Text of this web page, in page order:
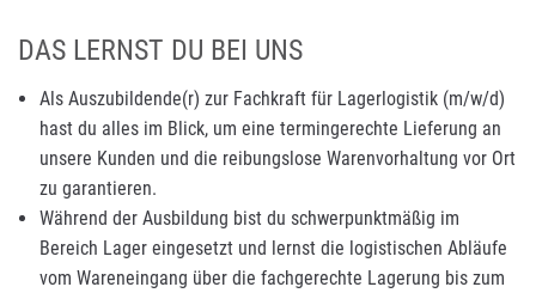
DAS LERNST DU BEI UNS
Als Auszubildende(r) zur Fachkraft für Lagerlogistik (m/w/d)
hast du alles im Blick, um eine termingerechte Lieferung an
unsere Kunden und die reibungslose Warenvorhaltung vor Ort
zu garantieren.
Während der Ausbildung bist du schwerpunktmäßig im
Bereich Lager eingesetzt und lernst die logistischen Abläufe
vom Wareneingang über die fachgerechte Lagerung bis zum